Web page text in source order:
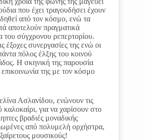
που έχει τραγουδήσει έχουν
από τον κόσμο, ενώ τα
αποτελούν πραγματικά
του σύγχρονου ρεπερτορίου.
έξοχες συνεργασίες της ενώ οι
πόλος έλξης του κοινού
Η σκηνική της παρουσία
επικοινωνία της με τον κόσμο
Ασλανίδου, ενώνουν τις
καλοκαίρι, για να χαρίσουν στο
βραδιές μοναδικής
από πολυμελή ορχήστρα,
μουσικούς!